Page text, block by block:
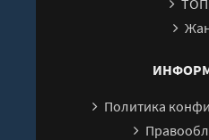
ТОП
Политика